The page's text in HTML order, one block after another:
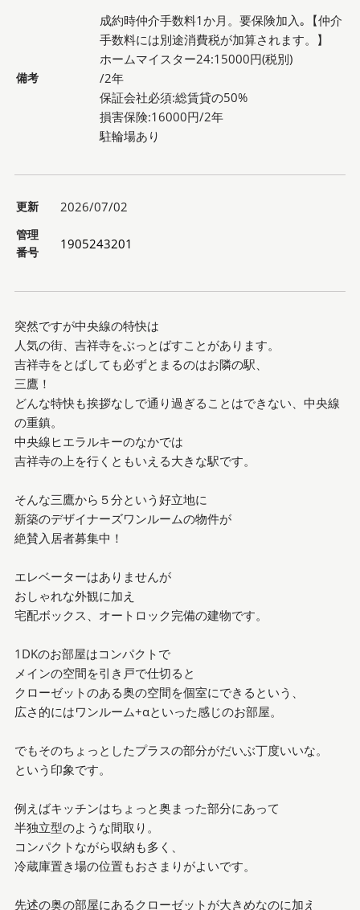
備考
成約時仲介手数料1か月。要保険加入｡【仲介
手数料には別途消費税が加算されます。】
ホームマイスター24:15000円(税別)
/2年
保証会社必須:総賃貸の50%
損害保険:16000円/2年
駐輪場あり
更新 2026/07/02
管理
番号
1905243201
突然ですが中央線の特快は
人気の街、吉祥寺をぶっとばすことがあります。
吉祥寺をとばしても必ずとまるのはお隣の駅、
三鷹！
どんな特快も挨拶なしで通り過ぎることはできない、中央線
の重鎮。
中央線ヒエラルキーのなかでは
吉祥寺の上を行くともいえる大きな駅です。
そんな三鷹から５分という好立地に
新築のデザイナーズワンルームの物件が
絶賛入居者募集中！
エレベーターはありませんが
おしゃれな外観に加え
宅配ボックス、オートロック完備の建物です。
1DKのお部屋はコンパクトで
メインの空間を引き戸で仕切ると
クローゼットのある奥の空間を個室にできるという、
広さ的にはワンルーム+αといった感じのお部屋。
でもそのちょっとしたプラスの部分がだいぶ丁度いいな。
という印象です。
例えばキッチンはちょっと奥まった部分にあって
半独立型のような間取り。
コンパクトながら収納も多く、
冷蔵庫置き場の位置もおさまりがよいです。
先述の奥の部屋にあるクローゼットが大きめなのに加え